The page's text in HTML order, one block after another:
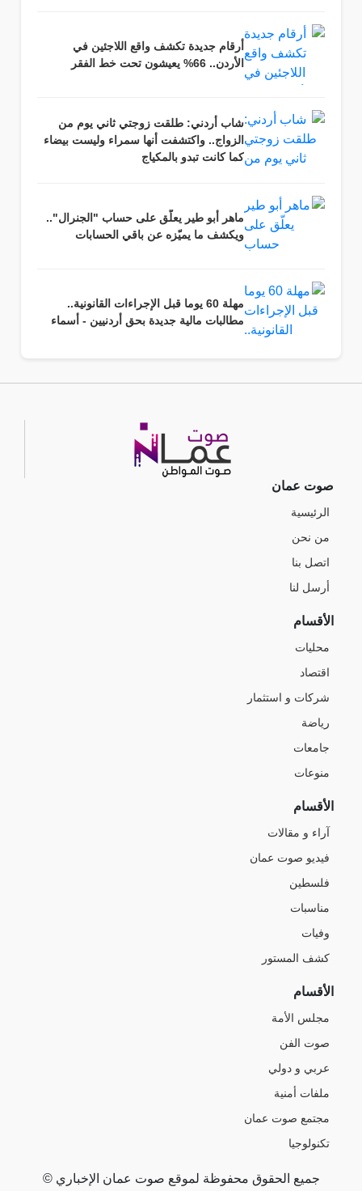
أرقام جديدة تكشف واقع اللاجئين في
الأردن.. 66% يعيشون تحت خط الفقر
شاب أردني: طلقت زوجتي ثاني يوم من
الزواج.. واكتشفت أنها سمراء وليست بيضاء
كما كانت تبدو بالمكياج
ماهر أبو طير يعلّق على حساب "الجنرال"..
ويكشف ما يميّزه عن باقي الحسابات
مهلة 60 يوما قبل الإجراءات القانونية..
مطالبات مالية جديدة بحق أردنيين - أسماء
صوت عمان
الرئيسية
من نحن
اتصل بنا
أرسل لنا
الأقسام
محليات
اقتصاد
شركات و استثمار
رياضة
جامعات
منوعات
الأقسام
آراء و مقالات
فيديو صوت عمان
فلسطين
مناسبات
وفيات
كشف المستور
الأقسام
مجلس الأمة
صوت الفن
عربي و دولي
ملفات أمنية
مجتمع صوت عمان
تكنولوجيا
جميع الحقوق محفوظة لموقع صوت عمان الإخباري ©